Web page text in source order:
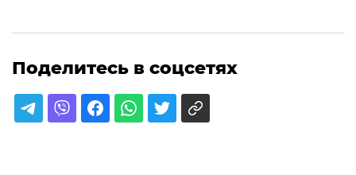
Поделитесь в соцсетях